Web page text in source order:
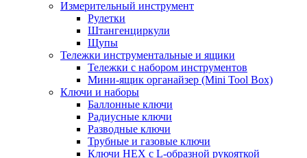
Измерительный инструмент
Рулетки
Штангенциркули
Щупы
Тележки инструментальные и ящики
Тележки с набором инструментов
Мини-ящик органайзер (Mini Tool Box)
Ключи и наборы
Баллонные ключи
Радиусные ключи
Разводные ключи
Трубные и газовые ключи
Ключи HEX с L-образной рукояткой